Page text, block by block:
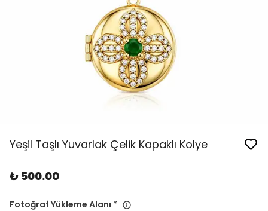
Yeşil Taşlı Yuvarlak Çelik Kapaklı Kolye
₺ 500.00
Fotoğraf Yükleme Alanı *